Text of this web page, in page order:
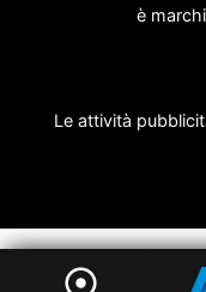
è
Le attività